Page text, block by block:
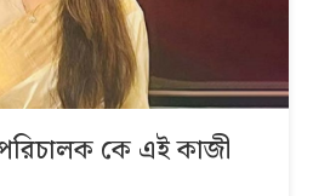
কে এই কাজী